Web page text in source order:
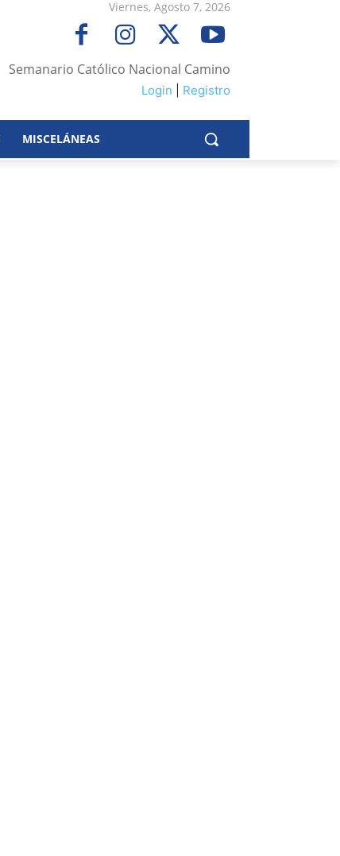
Viernes, Agosto 7, 2026
Semanario Católico Nacional Camino
Login Registro
MISCELÁNEAS